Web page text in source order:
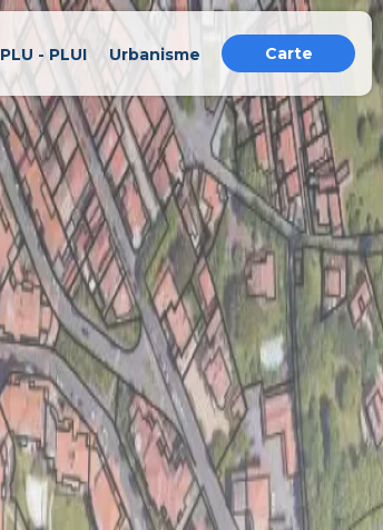
PLU - PLUI Urbanisme Carte